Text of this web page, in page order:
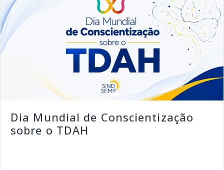
Dia Mundial de Conscientização
sobre o TDAH